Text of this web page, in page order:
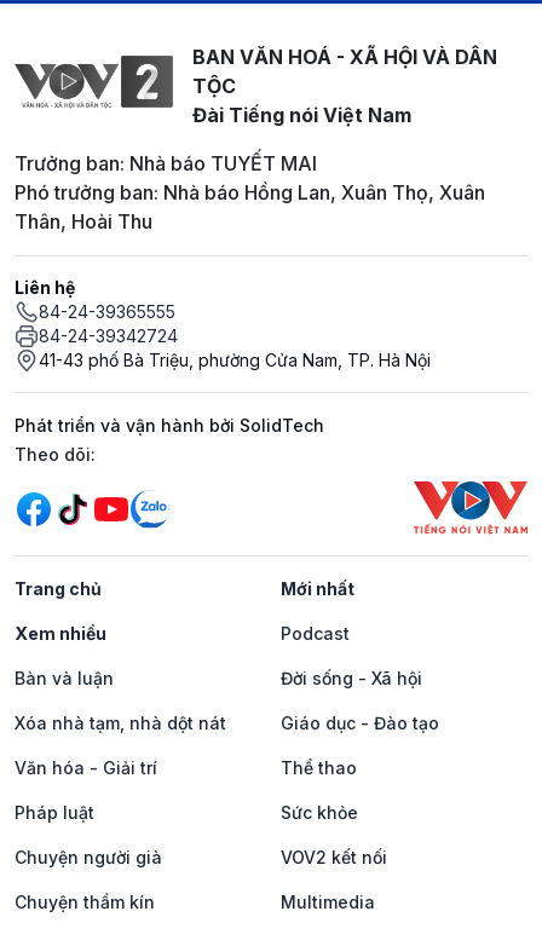
BAN VĂN HOÁ - XÃ HỘI VÀ DÂN
TỘC
Đài Tiếng nói Việt Nam
Trưởng ban: Nhà báo TUYẾT MAI
Phó trưởng ban: Nhà báo Hồng Lan, Xuân Thọ, Xuân
Thân, Hoài Thu
Liên hệ
84-24-39365555
84-24-39342724
41-43 phố Bà Triệu, phường Cửa Nam, TP. Hà Nội
Phát triển và vận hành bởi SolidTech
Mạng xã hội
Theo dõi:
Trang chủ Mới nhất
Xem nhiều Podcast
Bàn và luận Đời sống - Xã hội
Xóa nhà tạm, nhà dột nát Giáo dục - Đào tạo
Văn hóa - Giải trí Thể thao
Pháp luật Sức khỏe
Chuyện người già VOV2 kết nối
Chuyện thầm kín Multimedia